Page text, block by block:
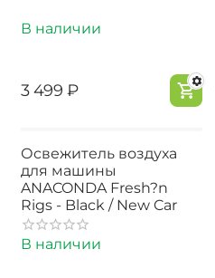
В наличии
‍3 499‍ ₽
Освежитель воздуха
для машины
ANACONDA Fresh?n
Rigs - Black / New Car
В наличии